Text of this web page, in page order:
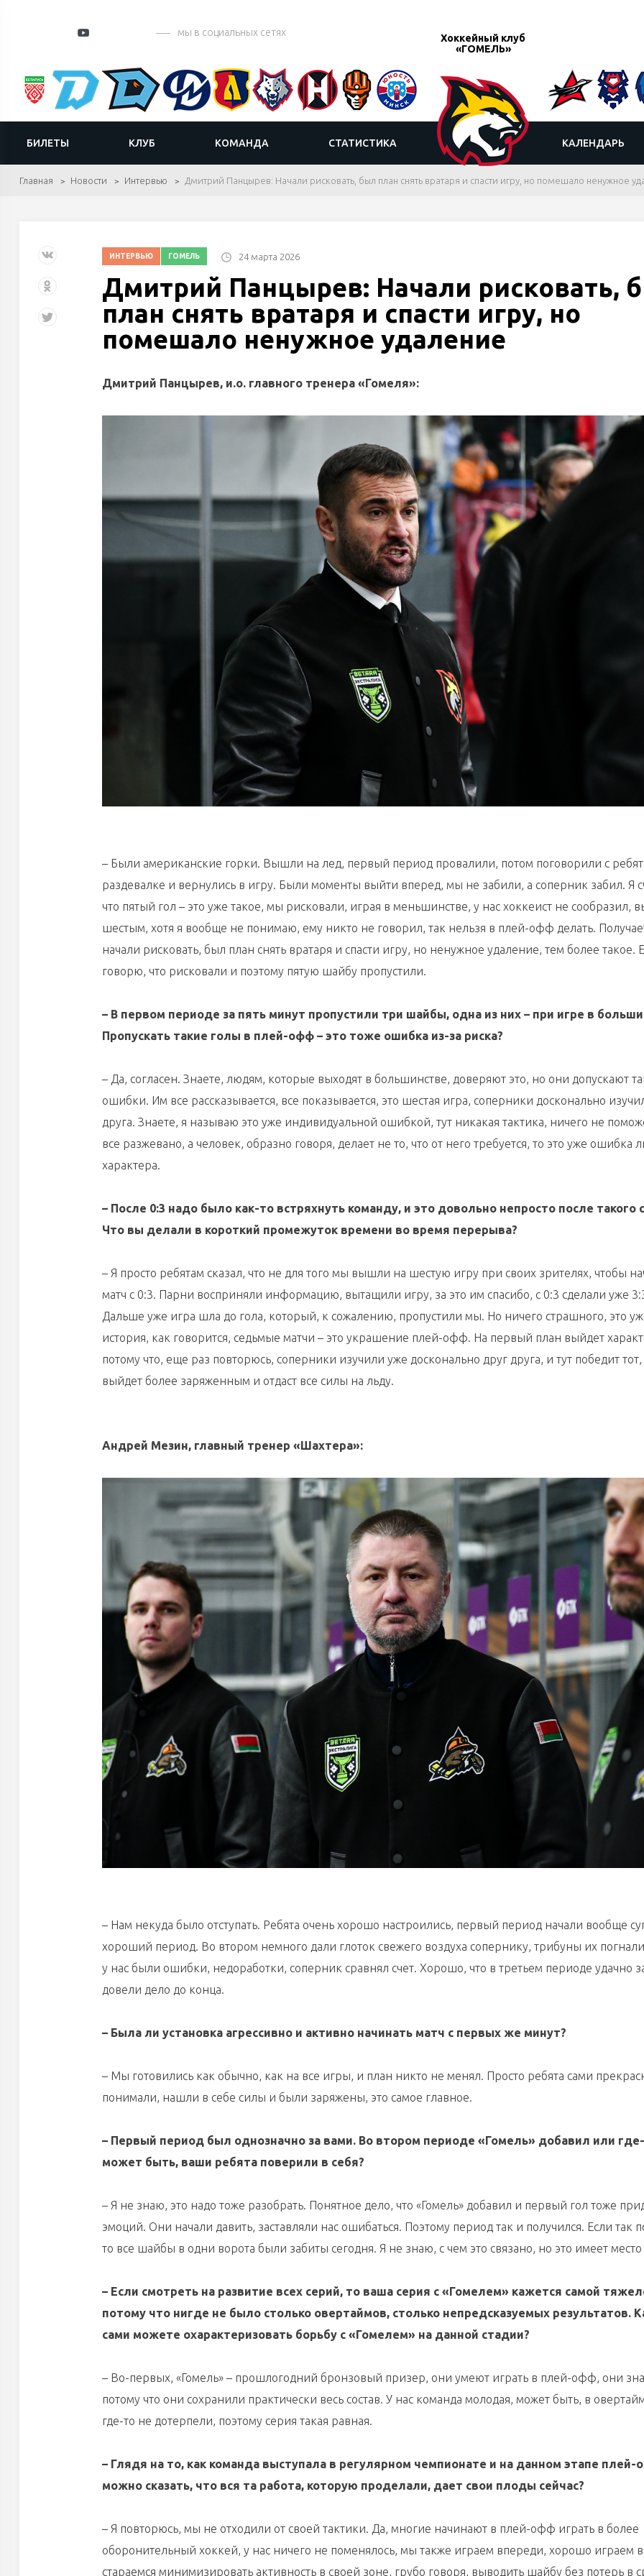
мы в социальных сетях
Хоккейный клуб
«ГОМЕЛЬ»
БИЛЕТЫ КЛУБ КОМАНДА СТАТИСТИКА КАЛЕНДАРЬ
Главная Новости Интервью Дмитрий Панцырев: Начали рисковать, был план снять вратаря и спасти игру, но помешало ненужное
ИНТЕРВЬЮ ГОМЕЛЬ 24 марта 2026
Дмитрий Панцырев: Начали рисковать,
план снять вратаря и спасти игру, но
помешало ненужное удаление
Дмитрий Панцырев, и.о. главного тренера «Гомеля»:
– Были американские горки. Вышли на лед, первый период провалили, потом поговорили с
раздевалке и вернулись в игру. Были моменты выйти вперед, мы не забили, а соперник забил. Я
что пятый гол – это уже такое, мы рисковали, играя в меньшинстве, у нас хоккеист не сообразил,
шестым, хотя я вообще не понимаю, ему никто не говорил, так нельзя в плей-офф делать.
начали рисковать, был план снять вратаря и спасти игру, но ненужное удаление, тем более такое.
говорю, что рисковали и поэтому пятую шайбу пропустили.
– В первом периоде за пять минут пропустили три шайбы, одна из них – при игре в
Пропускать такие голы в плей-офф – это тоже ошибка из-за риска?
– Да, согласен. Знаете, людям, которые выходят в большинстве, доверяют это, но они допускают
ошибки. Им все рассказывается, все показывается, это шестая игра, соперники досконально
друга. Знаете, я называю это уже индивидуальной ошибкой, тут никакая тактика, ничего не
все разжевано, а человек, образно говоря, делает не то, что от него требуется, то это уже ошибка
характера.
– После 0:3 надо было как-то встряхнуть команду, и это довольно непросто после такого
Что вы делали в короткий промежуток времени во время перерыва?
– Я просто ребятам сказал, что не для того мы вышли на шестую игру при своих зрителях, чтобы
матч с 0:3. Парни восприняли информацию, вытащили игру, за это им спасибо, с 0:3 сделали уже
Дальше уже игра шла до гола, который, к сожалению, пропустили мы. Но ничего страшного, это
история, как говорится, седьмые матчи – это украшение плей-офф. На первый план выйдет
потому что, еще раз повторюсь, соперники изучили уже досконально друг друга, и тут победит тот,
выйдет более заряженным и отдаст все силы на льду.
Андрей Мезин, главный тренер «Шахтера»:
– Нам некуда было отступать. Ребята очень хорошо настроились, первый период начали вообще
хороший период. Во втором немного дали глоток свежего воздуха сопернику, трибуны их
у нас были ошибки, недоработки, соперник сравнял счет. Хорошо, что в третьем периоде удачно
довели дело до конца.
– Была ли установка агрессивно и активно начинать матч с первых же минут?
– Мы готовились как обычно, как на все игры, и план никто не менял. Просто ребята сами
понимали, нашли в себе силы и были заряжены, это самое главное.
– Первый период был однозначно за вами. Во втором периоде «Гомель» добавил или
может быть, ваши ребята поверили в себя?
– Я не знаю, это надо тоже разобрать. Понятное дело, что «Гомель» добавил и первый гол тоже
эмоций. Они начали давить, заставляли нас ошибаться. Поэтому период так и получился. Если так
то все шайбы в одни ворота были забиты сегодня. Я не знаю, с чем это связано, но это имеет
– Если смотреть на развитие всех серий, то ваша серия с «Гомелем» кажется самой
потому что нигде не было столько овертаймов, столько непредсказуемых результатов.
сами можете охарактеризовать борьбу с «Гомелем» на данной стадии?
– Во-первых, «Гомель» – прошлогодний бронзовый призер, они умеют играть в плей-офф, они
потому что они сохранили практически весь состав. У нас команда молодая, может быть, в
где-то не дотерпели, поэтому серия такая равная.
– Глядя на то, как команда выступала в регулярном чемпионате и на данном этапе плей-
можно сказать, что вся та работа, которую проделали, дает свои плоды сейчас?
– Я повторюсь, мы не отходили от своей тактики. Да, многие начинают в плей-офф играть в более
оборонительный хоккей, у нас ничего не поменялось, мы также играем впереди, хорошо играем в
стараемся минимизировать активность в своей зоне, грубо говоря, выводить шайбу без потерь в